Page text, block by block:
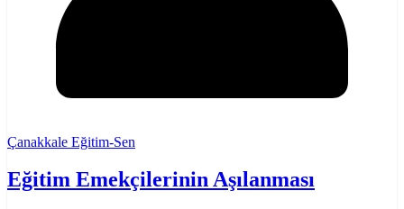
Çanakkale Eğitim-Sen
Eğitim Emekçilerinin Aşılanması